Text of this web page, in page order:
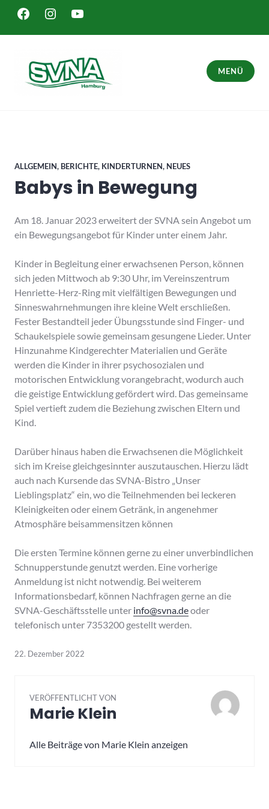
Inhalt
springen
FACEBOOKINSTAGRAM
YOUTUBE
MENÜ
ALLGEMEIN, BERICHTE, KINDERTURNEN, NEUES
Babys in Bewegung
Am 18. Januar 2023 erweitert der SVNA sein Angebot um
ein Bewegungsangebot für Kinder unter einem Jahr.
Kinder in Begleitung einer erwachsenen Person, können
sich jeden Mittwoch ab 9:30 Uhr, im Vereinszentrum
Henriette-Herz-Ring mit vielfältigen Bewegungen und
Sinneswahrnehmungen ihre kleine Welt erschließen.
Fester Bestandteil jeder Übungsstunde sind Finger- und
Schaukelspiele sowie gemeinsam gesungene Lieder. Unter
Hinzunahme Kindgerechter Materialien und Geräte
werden die Kinder in ihrer psychosozialen und
motorischen Entwicklung vorangebracht, wodurch auch
die geistige Entwicklung gefördert wird. Das gemeinsame
Spiel vertieft zudem die Beziehung zwischen Eltern und
Kind.
Darüber hinaus haben die Erwachsenen die Möglichkeit
sich im Kreise gleichgesinnter auszutauschen. Hierzu lädt
auch nach Kursende das SVNA-Bistro „Unser
Lieblingsplatz“ ein, wo die Teilnehmenden bei leckeren
Kleinigkeiten oder einem Getränk, in angenehmer
Atmosphäre beisammensitzen können
Die ersten Termine können gerne zu einer unverbindlichen
Schnupperstunde genutzt werden. Eine vorherige
Anmeldung ist nicht notwendig. Bei weiterem
Informationsbedarf, können Nachfragen gerne an die
SVNA-Geschäftsstelle unter info@svna.deoder
telefonisch unter 7353200 gestellt werden.
22. Dezember 2022
VERÖFFENTLICHT VON
Marie Klein
Alle Beiträge von Marie Klein anzeigen